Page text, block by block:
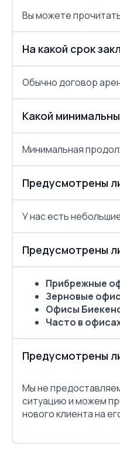
Вы можете
На какой срок
Обычно договор
Какой
Минимальная
Предусмотрены
У нас есть
Предусмотрены
Прибрежные
Зерновые
Офисы
Часто в
Предусмотрены
Мы не
ситуацию и можем
нового клиента на